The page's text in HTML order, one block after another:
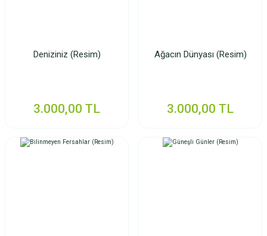
Deniziniz (Resim)
3.000,00 TL
Ağacın Dünyası (Resim)
3.000,00 TL